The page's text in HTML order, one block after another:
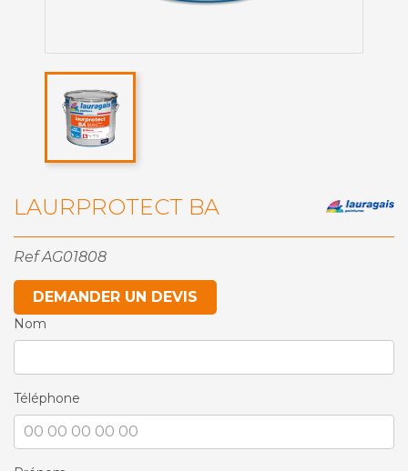
LAURPROTECT BA
Ref AG01808
DEMANDER UN DEVIS
Nom
Téléphone